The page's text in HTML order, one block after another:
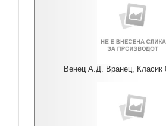
Венец А.Д. Вранец, Класик